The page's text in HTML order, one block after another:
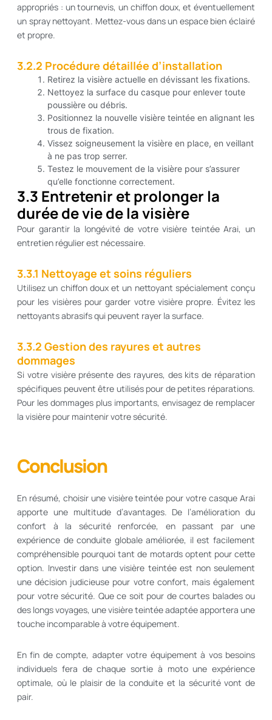
appropriés : un tournevis, un chiffon doux, et éventuellement
un spray nettoyant. Mettez-vous dans un espace bien éclairé
et propre.
3.2.2 Procédure détaillée d’installation
Retirez la visière actuelle en dévissant les fixations.
Nettoyez la surface du casque pour enlever toute
poussière ou débris.
Positionnez la nouvelle visière teintée en alignant les
trous de fixation.
Vissez soigneusement la visière en place, en veillant
à ne pas trop serrer.
Testez le mouvement de la visière pour s’assurer
qu’elle fonctionne correctement.
3.3 Entretenir et prolonger la
durée de vie de la visière
Pour garantir la longévité de votre visière teintée Arai, un
entretien régulier est nécessaire.
3.3.1 Nettoyage et soins réguliers
Utilisez un chiffon doux et un nettoyant spécialement conçu
pour les visières pour garder votre visière propre. Évitez les
nettoyants abrasifs qui peuvent rayer la surface.
3.3.2 Gestion des rayures et autres
dommages
Si votre visière présente des rayures, des kits de réparation
spécifiques peuvent être utilisés pour de petites réparations.
Pour les dommages plus importants, envisagez de remplacer
la visière pour maintenir votre sécurité.
Conclusion
En résumé, choisir une visière teintée pour votre casque Arai
apporte une multitude d’avantages. De l’amélioration du
confort à la sécurité renforcée, en passant par une
expérience de conduite globale améliorée, il est facilement
compréhensible pourquoi tant de motards optent pour cette
option. Investir dans une visière teintée est non seulement
une décision judicieuse pour votre confort, mais également
pour votre sécurité. Que ce soit pour de courtes balades ou
des longs voyages, une visière teintée adaptée apportera une
touche incomparable à votre équipement.
En fin de compte, adapter votre équipement à vos besoins
individuels fera de chaque sortie à moto une expérience
optimale, où le plaisir de la conduite et la sécurité vont de
pair.